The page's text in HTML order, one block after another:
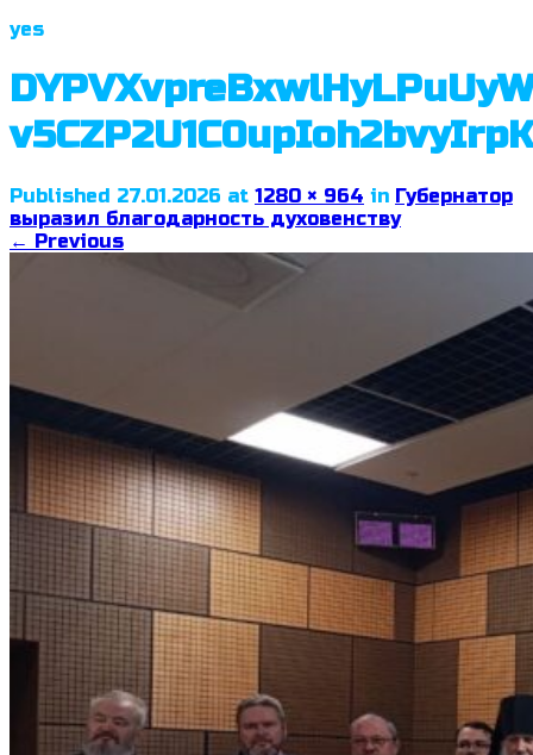
yes
Published 27.01.2026 at 1280 × 964 in Губернатор
выразил благодарность духовенству
← Previous